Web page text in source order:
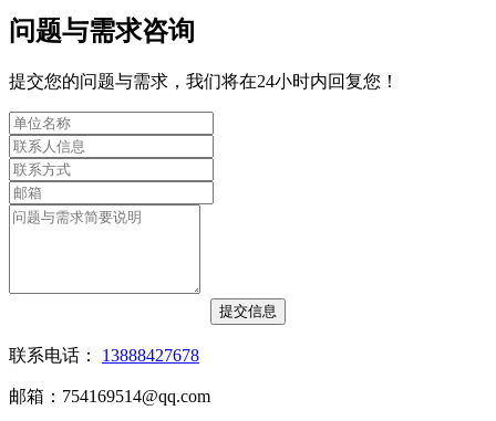
问题与需求咨询
提交您的问题与需求，我们将在24小时内回复您！
联系电话： 13888427678
邮箱：754169514@qq.com